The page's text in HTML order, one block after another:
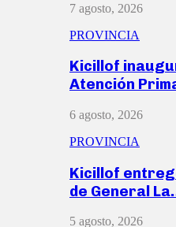
7 agosto, 2026
PROVINCIA
Kicillof
Atención
6 agosto, 2026
PROVINCIA
Kicillof
de General
5 agosto, 2026